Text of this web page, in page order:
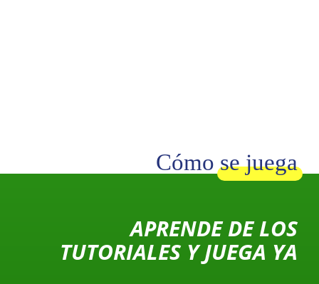
Cómo se juega
APRENDE DE LOS
TUTORIALES Y JUEGA YA